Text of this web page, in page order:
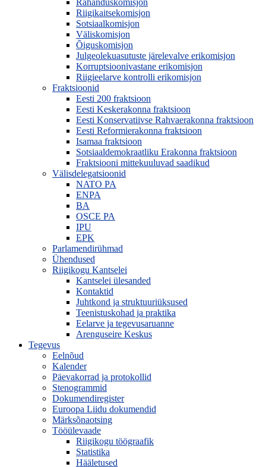
Riigikaitsekomisjon
Sotsiaalkomisjon
Väliskomisjon
Õiguskomisjon
Julgeolekuasutuste järelevalve erikomisjon
Korruptsioonivastane erikomisjon
Riigieelarve kontrolli erikomisjon
Fraktsioonid
Eesti 200 fraktsioon
Eesti Keskerakonna fraktsioon
Eesti Konservatiivse Rahvaerakonna fraktsioon
Eesti Reformierakonna fraktsioon
Isamaa fraktsioon
Sotsiaaldemokraatliku Erakonna fraktsioon
Fraktsiooni mittekuuluvad saadikud
Välisdelegatsioonid
NATO PA
ENPA
BA
OSCE PA
IPU
EPK
Parlamendirühmad
Ühendused
Riigikogu Kantselei
Kantselei ülesanded
Kontaktid
Juhtkond ja struktuuriüksused
Teenistuskohad ja praktika
Eelarve ja tegevusaruanne
Arenguseire Keskus
Tegevus
Eelnõud
Kalender
Päevakorrad ja protokollid
Stenogrammid
Dokumendiregister
Euroopa Liidu dokumendid
Märksõnaotsing
Tööülevaade
Riigikogu töögraafik
Statistika
Hääletused